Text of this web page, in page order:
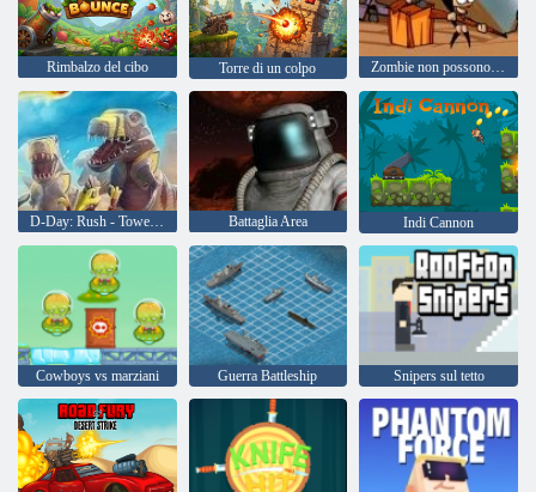
Rimbalzo del cibo Torre di un colpo Zombie non possono saltare
Battaglia Area Indi Cannon
Cowboys vs marziani Guerra Battleship Snipers sul tetto